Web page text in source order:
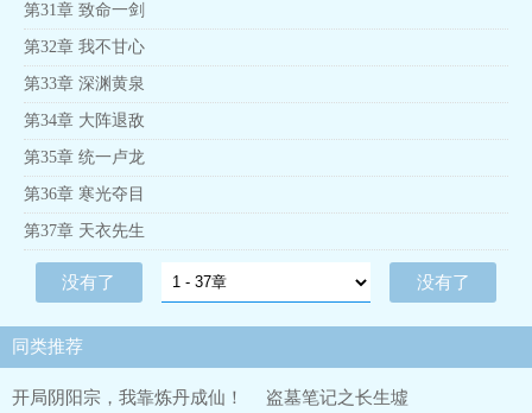
第31章 致命一剑
第32章 我不甘心
第33章 深渊黄泉
第34章 大阵退敌
第35章 统一卢龙
第36章 寒光夺目
第37章 天衣先生
没有了 没有了
同类推荐
开局阴阳宗，我靠炼丹成仙！
盗墓笔记之长生墟